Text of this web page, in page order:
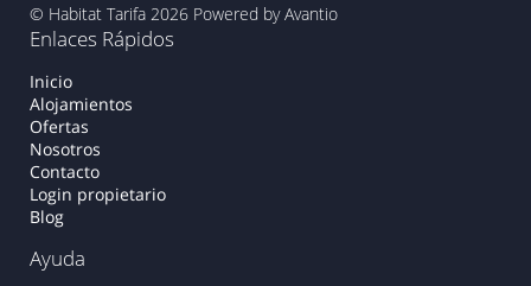
© Habitat Tarifa 2026 Powered by Avantio
Enlaces Rápidos
Inicio
Alojamientos
Ofertas
Nosotros
Contacto
Login propietario
Blog
Ayuda